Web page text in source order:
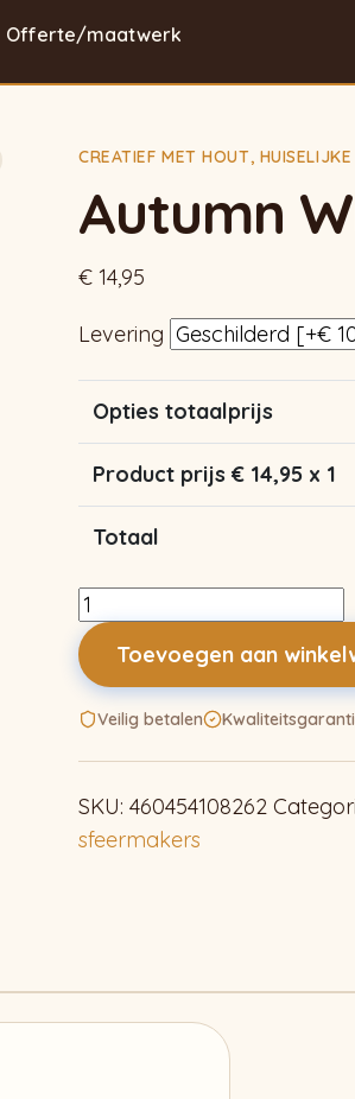
Offerte/maatwerk
CREATIEF MET HOUT,
Autumn
€ 14,95
Levering
Opties totaalprijs
Product prijs € 14,95 x 1
Totaal
Autumn
Wishes
aantal
Toevoegen aan
Veilig betalen
SKU: 460454108262
sfeermakers